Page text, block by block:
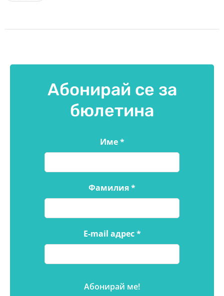
Абонирай се за
бюлетина
Име*
Фамилия*
E-mail адрес*